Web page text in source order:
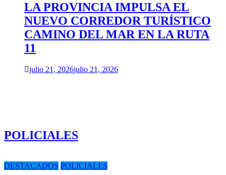
LA PROVINCIA IMPULSA EL
NUEVO CORREDOR TURÍSTICO
CAMINO DEL MAR EN LA RUTA
11
julio 21, 2026julio 21, 2026
POLICIALES
DESTACADOS POLICIALES